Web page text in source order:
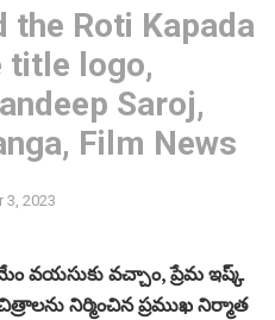
the Roti Kapada
title logo,
Saroj,
Film News
3, 2023
వయసుకు వచ్చాం, ప్రేమ ఇష్క్
నిర్మించిన ప్రముఖ నిర్మాత